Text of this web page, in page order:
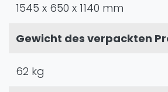
1545 x 650 x 1140 mm
Gewicht des verpackten
62 kg